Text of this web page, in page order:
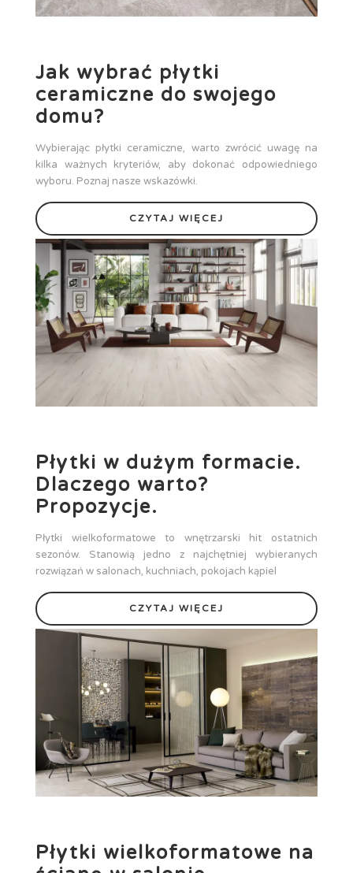
Jak wybrać płytki
ceramiczne do swojego
domu?
Wybierając płytki ceramiczne, warto zwrócić uwagę na
kilka ważnych kryteriów, aby dokonać odpowiedniego
wyboru. Poznaj nasze wskazówki.
CZYTAJ WIĘCEJ
Płytki w dużym formacie.
Dlaczego warto?
Propozycje.
Płytki wielkoformatowe to wnętrzarski hit ostatnich
sezonów. Stanowią jedno z najchętniej wybieranych
rozwiązań w salonach, kuchniach, pokojach kąpiel
CZYTAJ WIĘCEJ
Płytki wielkoformatowe na